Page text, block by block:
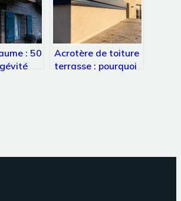
: 50
Acrotère de toiture
terrasse : pourquoi